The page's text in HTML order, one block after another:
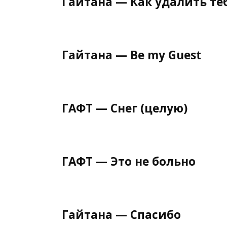
Гайтана — Be my Guest
ГАФТ — Снег (целую)
ГАФТ — Это не больно
Гайтана — Спасибо